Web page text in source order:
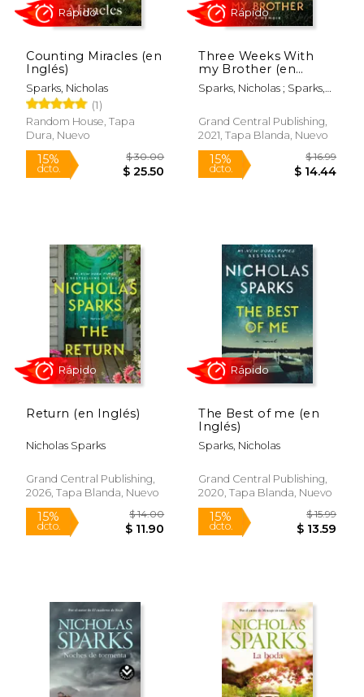
15%
dcto.
15%
dcto.
15%
dcto.
$ 24.95
Rápido
15%
dcto.
Rápido
Counting Miracles (en
Inglés)
Sparks, Nicholas
(1)
Random House, Tapa
Dura, Nuevo
Three Weeks With
my Brother (en
Inglés)
Sparks, Nicholas ; Sparks,
Grand Central Publishing,
2021, Tapa Blanda, Nuevo
Return (en Inglés)
Nicholas Sparks
Grand Central Publishing,
2026, Tapa Blanda, Nuevo
The Best of me (en
Inglés)
Sparks, Nicholas
Grand Central Publishing,
2020, Tapa Blanda, Nuevo